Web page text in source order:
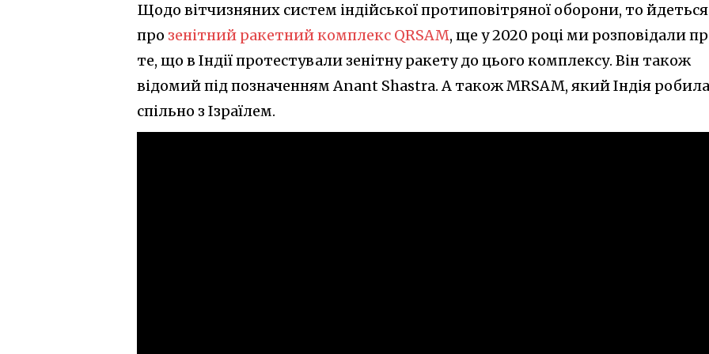
Щодо вітчизняних систем індійської протиповітряної оборони, то йдеться
про зенітний ракетний комплекс QRSAM, ще у 2020 році ми розповідали
те, що в Індії протестували зенітну ракету до цього комплексу. Він також
відомий під позначенням Anant Shastra. А також MRSAM, який Індія робила
спільно з Ізраїлем.